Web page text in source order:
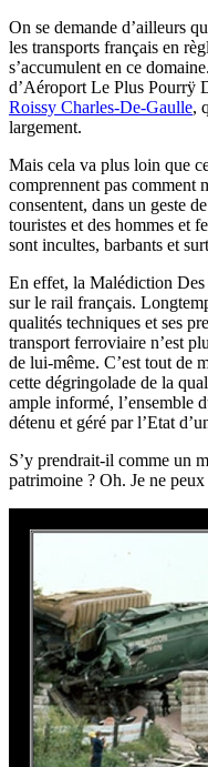
On se demande d’ailleurs
les transports français en
s’accumulent en ce
d’Aéroport Le Plus Pourrÿ
Roissy Charles-De-Gaulle,
largement.
Mais cela va plus loin que
comprennent pas comment
consentent, dans un geste
touristes et des hommes et
sont incultes, barbants et
En effet, la Malédiction Des
sur le rail français.
qualités techniques et ses
transport ferroviaire n’est
de lui-même. C’est tout de
cette dégringolade de la
ample informé, l’ensemble
détenu et géré par l’Etat
S’y prendrait-il comme un
patrimoine ? Oh. Je ne